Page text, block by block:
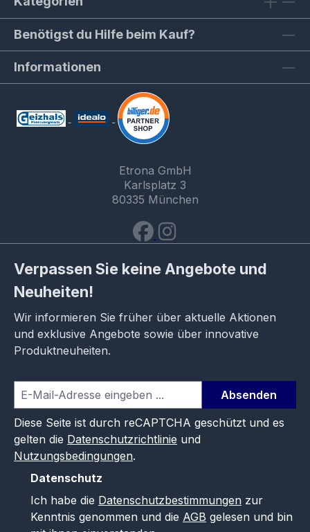
Benötigst du Hilfe beim Kauf?
Informationen
Etrona GmbH
Karlsplatz 3
80335 München
Verpassen Sie keine Angebote und
Neuheiten!
Wir informieren Sie früher über aktuelle Aktionen
und exklusive Angebote sowie über innovative
Produktneuheiten.
Absenden
Diese Seite ist durch reCAPTCHA geschützt und es
gelten die Datenschutzrichtlinie und
Nutzungsbedingungen.
Datenschutz
Ich habe die Datenschutzbestimmungen zur
Kenntnis genommen und die AGB gelesen und bin